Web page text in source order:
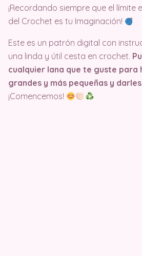
¡Recordando siempre que el límite
del Crochet es tu Imaginación!
Este es un patrón digital con
una linda y útil cesta en crochet.
cualquier lana que te guste para
grandes y más pequeñas y
¡Comencemos!